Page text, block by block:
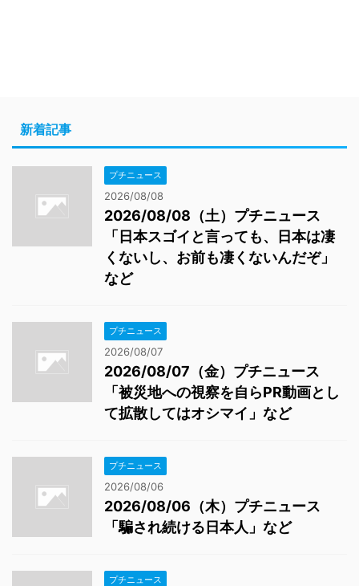
新着記事
プチニュース
2026/08/08
2026/08/08（土）プチニュース
「日本スゴイと言っても、日本は凄
くないし、お前も凄くないんだぞ」
など
プチニュース
2026/08/07
2026/08/07（金）プチニュース
「被災地への視察を自らPR動画とし
て拡散してはオシマイ」など
プチニュース
2026/08/06
2026/08/06（木）プチニュース
「騙され続ける日本人」など
プチニュース